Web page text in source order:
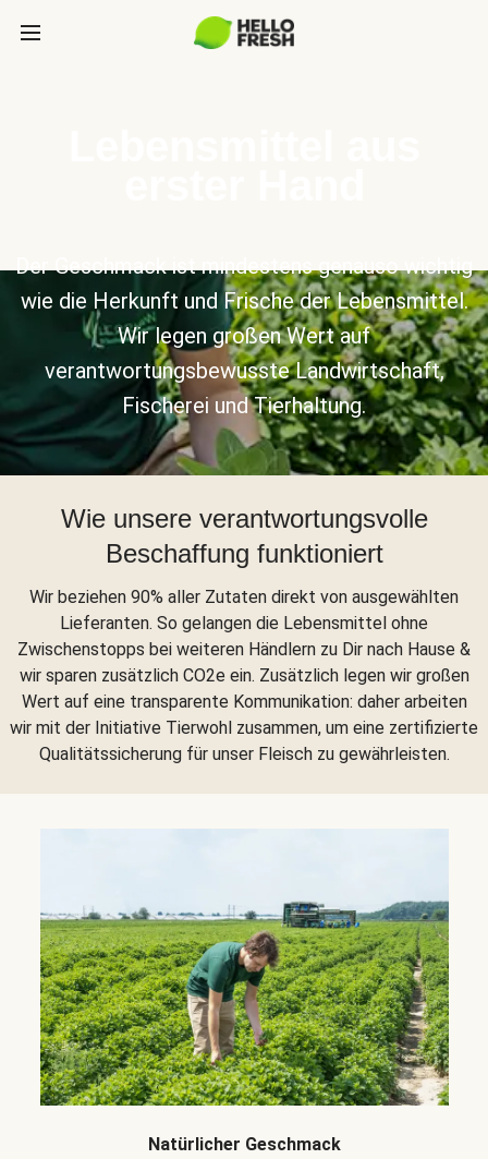
Der Geschmack ist mindestens genauso wichtig
wie die Herkunft und Frische der Lebensmittel.
Wir legen großen Wert auf
verantwortungsbewusste Landwirtschaft,
Fischerei und Tierhaltung.
Wie unsere verantwortungsvolle
Beschaffung funktioniert
Wir beziehen 90% aller Zutaten direkt von ausgewählten
Lieferanten. So gelangen die Lebensmittel ohne
Zwischenstopps bei weiteren Händlern zu Dir nach Hause &
wir sparen zusätzlich CO2e ein. Zusätzlich legen wir großen
Wert auf eine transparente Kommunikation: daher arbeiten
wir mit der Initiative Tierwohl zusammen, um eine zertifizierte
Qualitätssicherung für unser Fleisch zu gewährleisten.
Natürlicher Geschmack